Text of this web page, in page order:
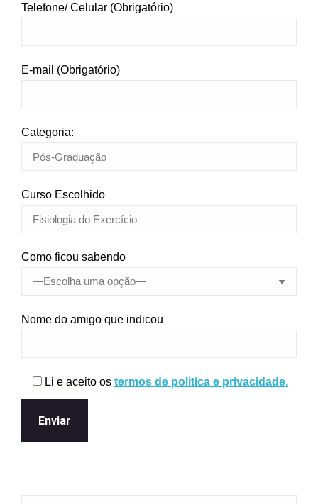
Telefone/ Celular (Obrigatório)
E-mail (Obrigatório)
Categoria:
Curso Escolhido
Como ficou sabendo
Nome do amigo que indicou
Li e aceito os termos de politica e privacidade.